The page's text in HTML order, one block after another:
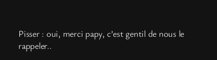
Pisser : oui, merci papy, c’est gentil de nous le
rappeler..